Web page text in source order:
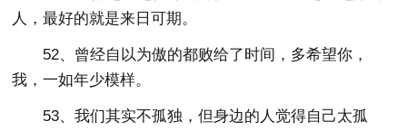
人，最好的就是来日可期。
52、曾经自以为傲的都败给了时间，多希望你，
我，一如年少模样。
53、我们其实不孤独，但身边的人觉得自己太孤